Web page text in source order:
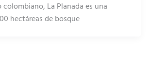
La Planada es una
hectáreas de bosque